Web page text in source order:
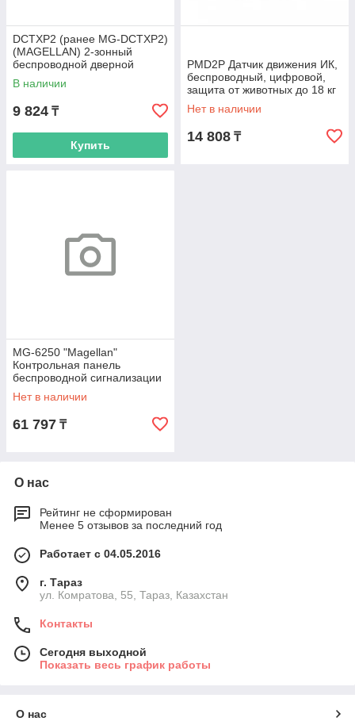
DCTXP2 (ранее MG-DCTXP2)
(MAGELLAN) 2-зонный
беспроводной дверной
контакт 433 Мгц, внешний
вход
В наличии
9 824 ₸
Купить
PMD2P Датчик движения ИК,
беспроводный, цифровой,
защита от животных до 18 кг
Нет в наличии
14 808 ₸
MG-6250 "Magellan"
Контрольная панель
беспроводной сигнализации
Нет в наличии
61 797 ₸
О нас
Рейтинг не сформирован
Менее 5 отзывов за последний год
Работает с 04.05.2016
г. Тараз
ул. Комратова, 55, Тараз, Казахстан
Контакты
Сегодня выходной
Показать весь график работы
О нас